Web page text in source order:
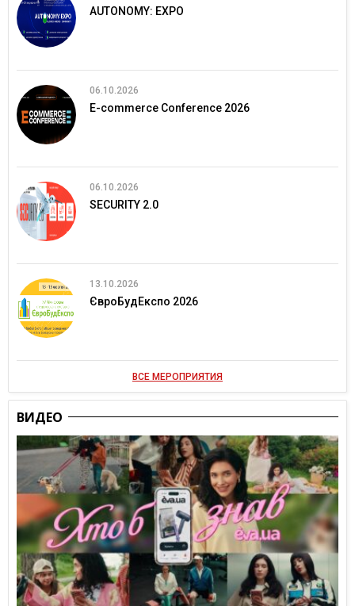
AUTONOMY: EXPO
06.10.2026
E-commerce Conference 2026
06.10.2026
SECURITY 2.0
13.10.2026
ЄвроБудЕкспо 2026
ВСЕ МЕРОПРИЯТИЯ
ВИДЕО